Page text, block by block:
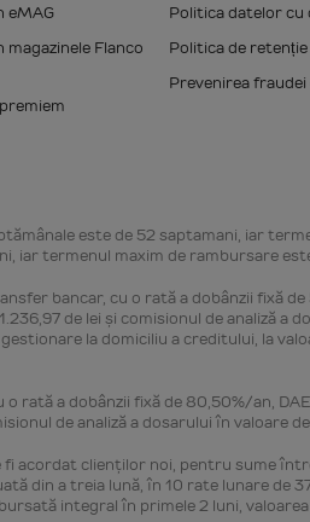
eMAG
Flanco
Politica datelor cu
Politica de retenție
Prevenirea fraudei
este de 52 saptamani, iar
termenul maxim de rambursare
bancar, cu o rată a dobânzii fixă
de lei și comisionul de analiză a
la domiciliu a creditului, la
rată a dobânzii fixă de 80,50%/an,
de analiză a dosarului în valoare
acordat clienţilor noi, pentru sume
din a treia lună, în 10 rate lunare de
integral în primele 2 luni,